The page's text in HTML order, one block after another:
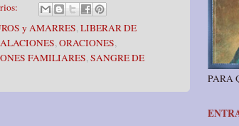
y AMARRES LIBERAR DE
ORACIONES
FAMILIARES SANGRE DE
PARA